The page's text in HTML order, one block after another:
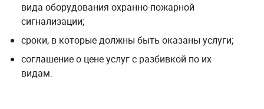
вида оборудования охранно-пожарной
сигнализации;
сроки, в которые должны быть оказаны услуги;
соглашение о цене услуг с разбивкой по их
видам.